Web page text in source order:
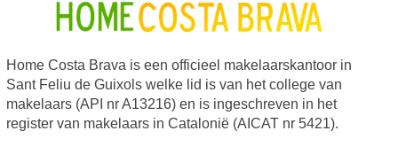
Home Costa Brava is een officieel makelaarskantoor in
Sant Feliu de Guixols welke lid is van het college van
makelaars (API nr A13216) en is ingeschreven in het
register van makelaars in Catalonië (AICAT nr 5421).